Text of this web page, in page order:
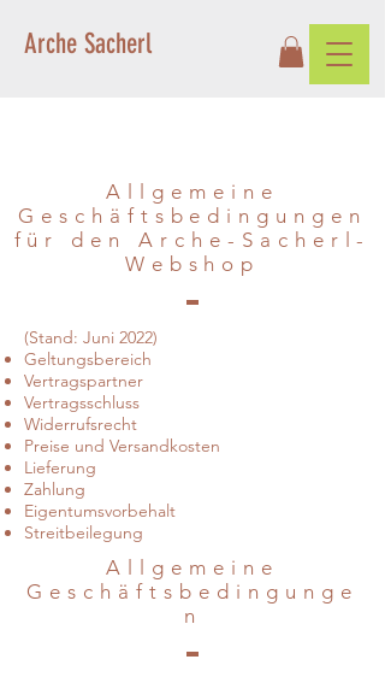
Arche Sacherl
Allgemeine
Geschäftsbedingungen
für den Arche-Sacherl-
Webshop
(Stand: Juni 2022)
Geltungsbereich
Vertragspartner
Vertragsschluss
Widerrufsrecht
Preise und Versandkosten
Lieferung
Zahlung
Eigentumsvorbehalt
Streitbeilegung
Allgemeine
Geschäftsbedingunge
n